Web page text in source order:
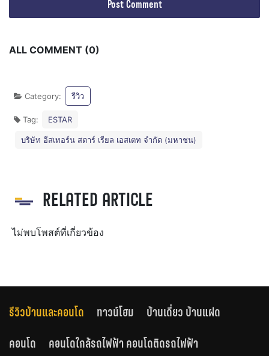
ALL COMMENT (0)
Category: รีวิว
Tag: ESTAR
บริษัท อีสเทอร์น สตาร์ เรียล เอสเตท จำกัด (มหาชน)
RELATED ARTICLE
ไม่พบโพสต์ที่เกี่ยวข้อง
รีวิวบ้านและคอนโด ทาวน์โฮม
บ้านเดี่ยว บ้านแฝด
คอนโด
คอนโดใกล้รถไฟฟ้า คอนโดติดรถไฟฟ้า